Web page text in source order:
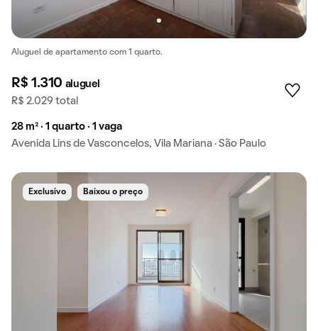
Aluguel de apartamento com 1 quarto.
R$ 1.310 aluguel
R$ 2.029 total
28 m² · 1 quarto · 1 vaga
Avenida Lins de Vasconcelos, Vila Mariana · São Paulo
Exclusivo Baixou o preço